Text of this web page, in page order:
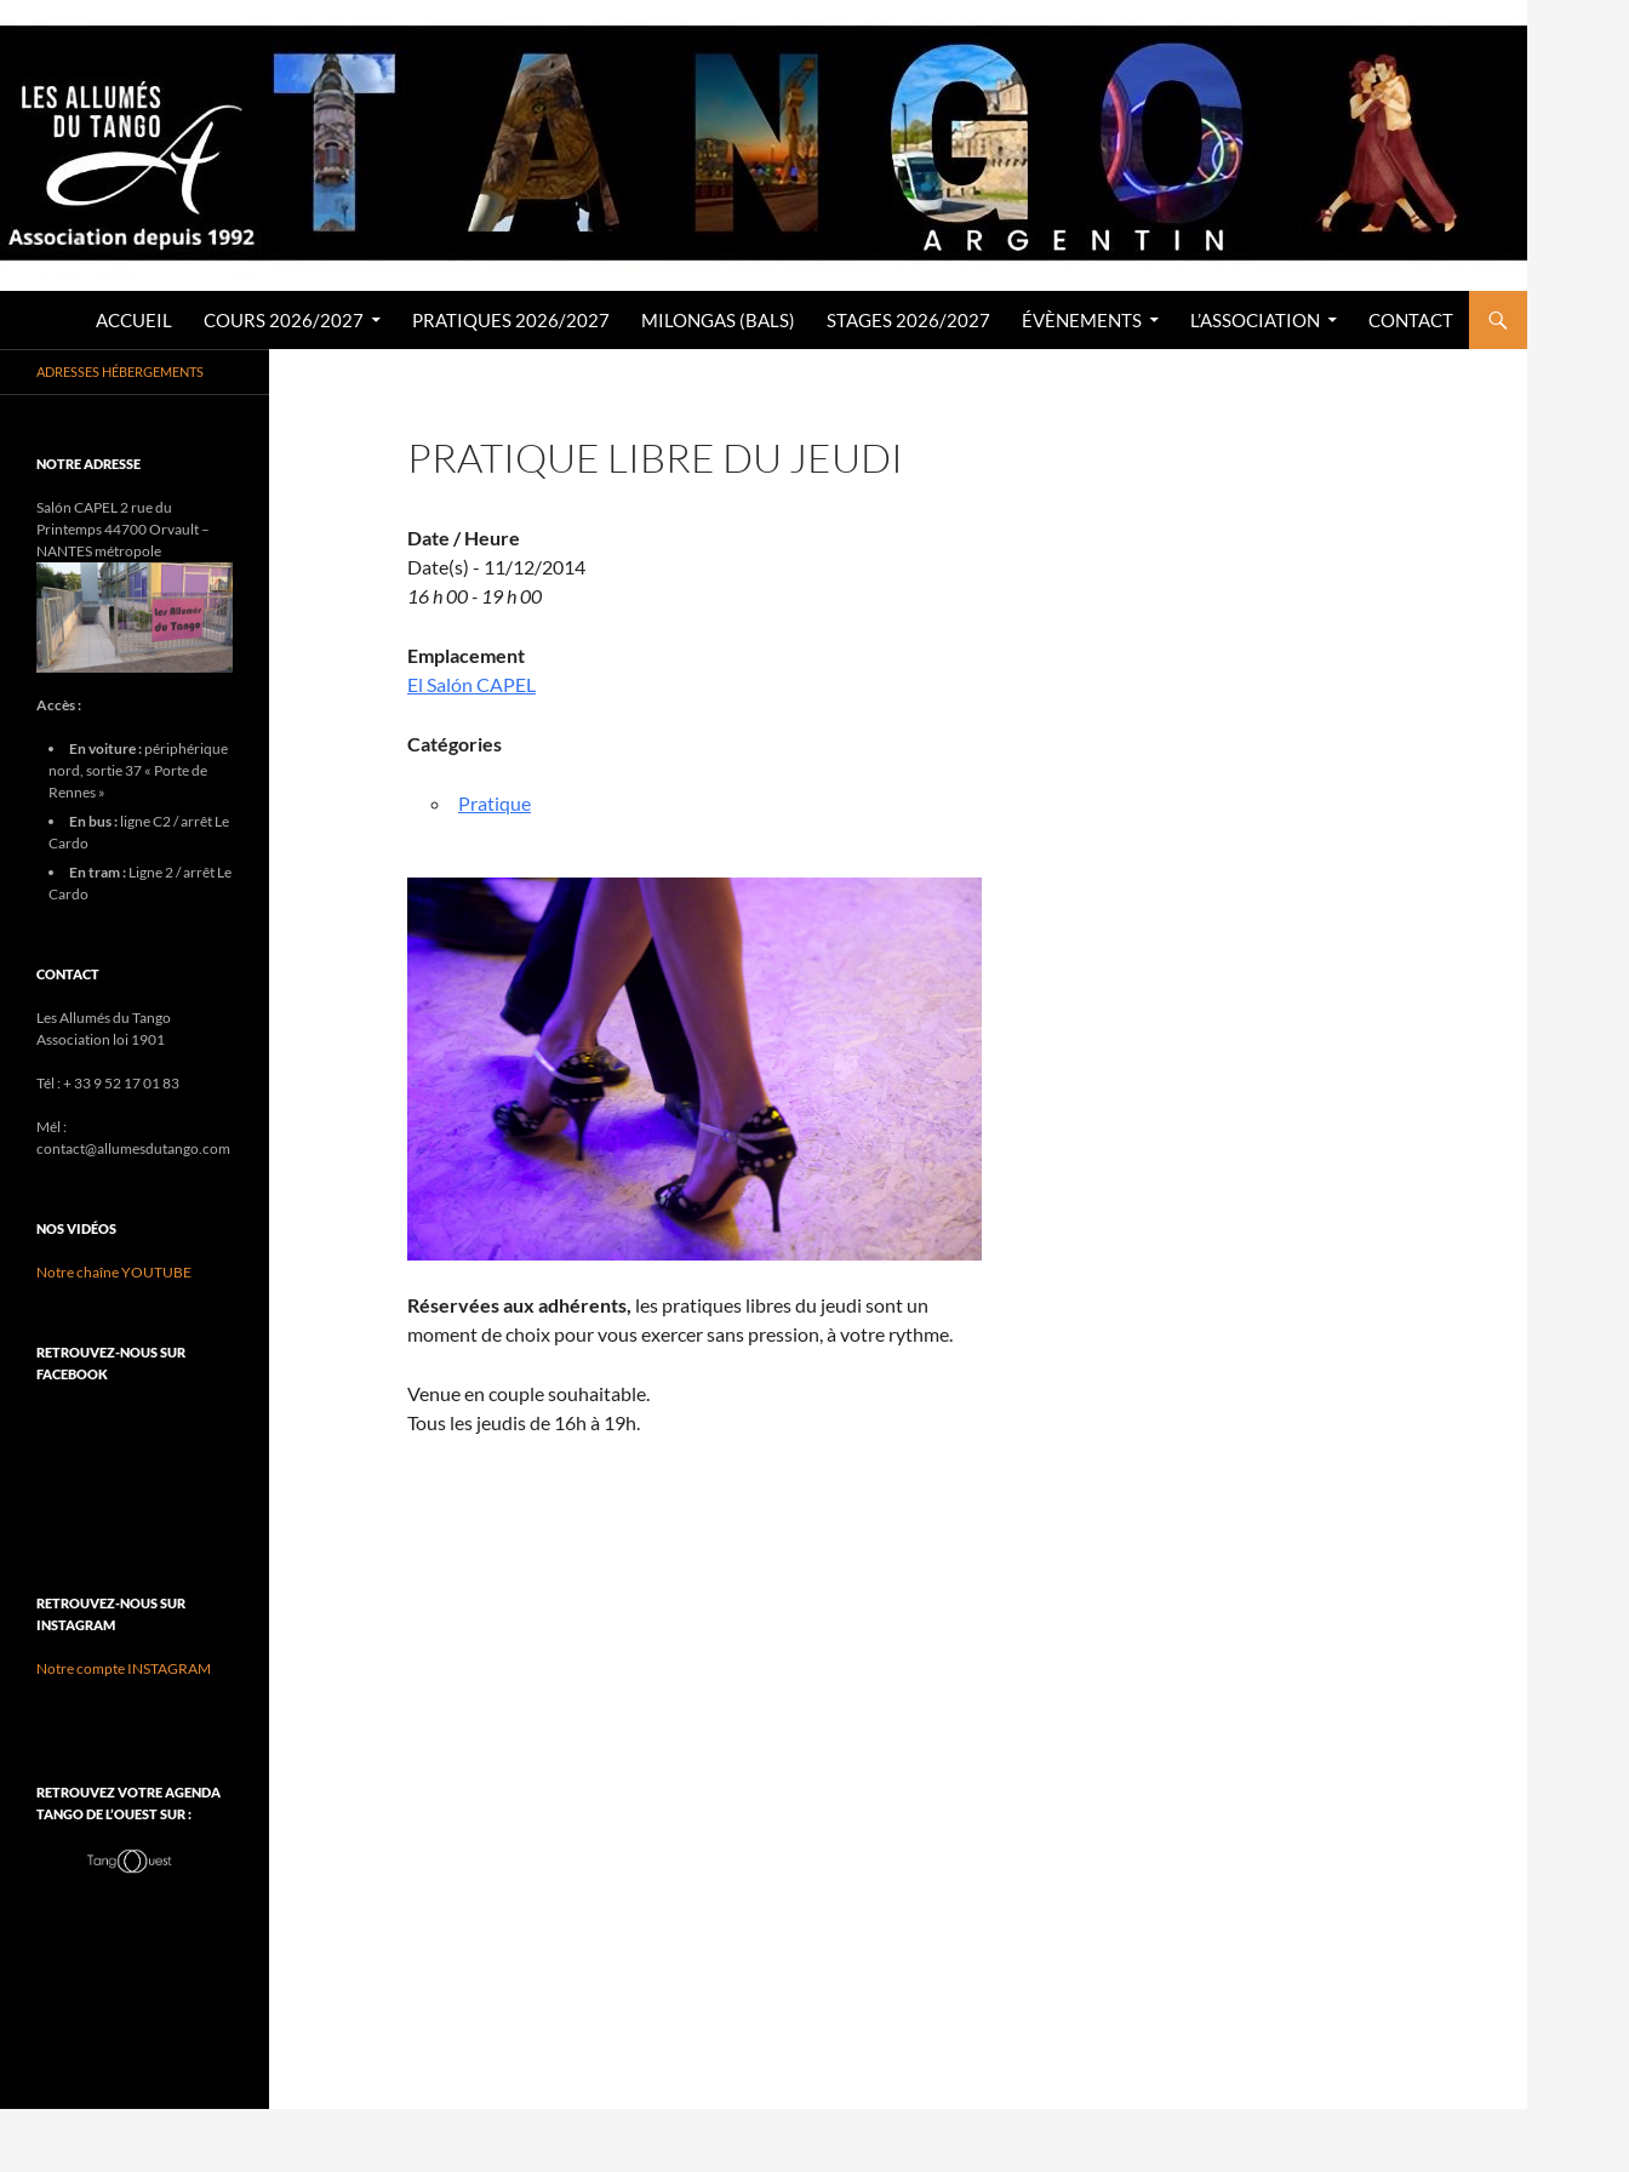
LES ALLUMÉS DU TANGO
ACCUEIL COURS 2026/2027 PRATIQUES 2026/2027 MILONGAS (BALS) STAGES 2026/2027 ÉVÈNEMENTS L’ASSOCIATION CONTACT
PRATIQUE LIBRE DU JEUDI
Date / Heure
Date(s) - 11/12/2014
16 h 00 - 19 h 00
Emplacement
El Salón CAPEL
Catégories
Pratique
Réservées aux adhérents, les pratiques libres du jeudi sont un
moment de choix pour vous exercer sans pression, à votre rythme.
Venue en couple souhaitable.
Tous les jeudis de 16h à 19h.
Association de Tango Argentin
depuis 1992
ADRESSES HÉBERGEMENTS
NOTRE ADRESSE
Salón CAPEL 2 rue du
Printemps 44700 Orvault –
NANTES métropole
Accès :
En voiture : périphérique
nord, sortie 37 « Porte de
Rennes »
En bus : ligne C2 / arrêt Le
Cardo
En tram : Ligne 2 / arrêt Le
Cardo
CONTACT
Les Allumés du Tango
Association loi 1901
Tél : + 33 9 52 17 01 83
Mél :
contact@allumesdutango.com
NOS VIDÉOS
Notre chaîne YOUTUBE
RETROUVEZ-NOUS SUR
FACEBOOK
RETROUVEZ-NOUS SUR
INSTAGRAM
Notre compte INSTAGRAM
RETROUVEZ VOTRE AGENDA
TANGO DE L’OUEST SUR :